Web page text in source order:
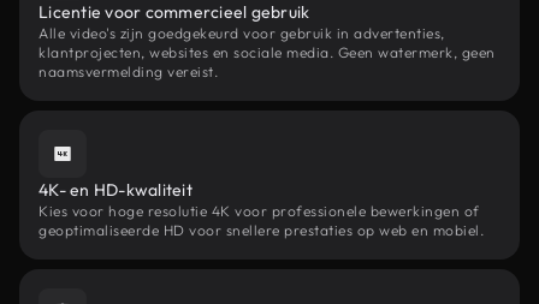
Licentie voor commercieel gebruik
Alle video's zijn goedgekeurd voor gebruik in advertenties,
klantprojecten, websites en sociale media. Geen watermerk, geen
naamsvermelding vereist.
4K- en HD-kwaliteit
Kies voor hoge resolutie 4K voor professionele bewerkingen of
geoptimaliseerde HD voor snellere prestaties op web en mobiel.